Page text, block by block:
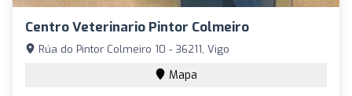
Centro Veterinario Pintor Colmeiro
Rúa do Pintor Colmeiro 10 - 36211, Vigo
Mapa